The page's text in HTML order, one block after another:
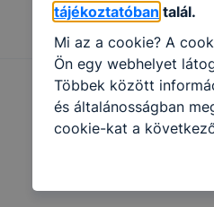
tájékoztatóban talál.
Mi az a cookie? A
Ön egy webhelyet
Többek között
és általánosságban
cookie-kat a
kapcsolatban,
honlap melyik részeit
hogyan biztosítsunk